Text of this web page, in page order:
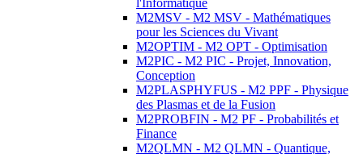
l'Informatique
M2MSV - M2 MSV - Mathématiques
pour les Sciences du Vivant
M2OPTIM - M2 OPT - Optimisation
M2PIC - M2 PIC - Projet, Innovation,
Conception
M2PLASPHYFUS - M2 PPF - Physique
des Plasmas et de la Fusion
M2PROBFIN - M2 PF - Probabilités et
Finance
M2QLMN - M2 QLMN - Quantique,